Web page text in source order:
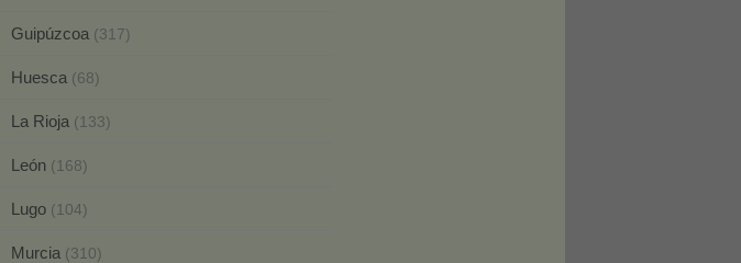
Guipúzcoa (317)
Huesca (68)
La Rioja (133)
León (168)
Lugo (104)
Murcia (310)